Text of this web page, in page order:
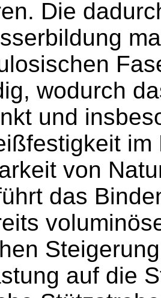
Die
wodurch
und
von
das
auf die